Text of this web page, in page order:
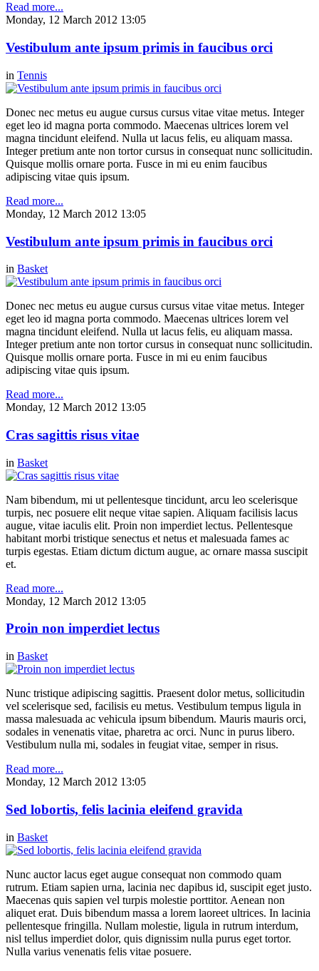
Read more...
Monday, 12 March 2012 13:05
Vestibulum ante ipsum primis in faucibus orci
in Tennis
Donec nec metus eu augue cursus cursus vitae vitae metus. Integer
eget leo id magna porta commodo. Maecenas ultrices lorem vel
magna tincidunt eleifend. Nulla ut lacus felis, eu aliquam massa.
Integer pretium ante non tortor cursus in consequat nunc sollicitudin.
Quisque mollis ornare porta. Fusce in mi eu enim faucibus
adipiscing vitae quis ipsum.
Read more...
Monday, 12 March 2012 13:05
Vestibulum ante ipsum primis in faucibus orci
in Basket
Donec nec metus eu augue cursus cursus vitae vitae metus. Integer
eget leo id magna porta commodo. Maecenas ultrices lorem vel
magna tincidunt eleifend. Nulla ut lacus felis, eu aliquam massa.
Integer pretium ante non tortor cursus in consequat nunc sollicitudin.
Quisque mollis ornare porta. Fusce in mi eu enim faucibus
adipiscing vitae quis ipsum.
Read more...
Monday, 12 March 2012 13:05
Cras sagittis risus vitae
in Basket
Nam bibendum, mi ut pellentesque tincidunt, arcu leo scelerisque
turpis, nec posuere elit neque vitae sapien. Aliquam facilisis lacus
augue, vitae iaculis elit. Proin non imperdiet lectus. Pellentesque
habitant morbi tristique senectus et netus et malesuada fames ac
turpis egestas. Etiam dictum dictum augue, ac ornare massa suscipit
et.
Read more...
Monday, 12 March 2012 13:05
Proin non imperdiet lectus
in Basket
Nunc tristique adipiscing sagittis. Praesent dolor metus, sollicitudin
vel scelerisque sed, facilisis eu metus. Vestibulum tempus ligula in
massa malesuada ac vehicula ipsum bibendum. Mauris mauris orci,
sodales in venenatis vitae, pharetra ac orci. Nunc in purus libero.
Vestibulum nulla mi, sodales in feugiat vitae, semper in risus.
Read more...
Monday, 12 March 2012 13:05
Sed lobortis, felis lacinia eleifend gravida
in Basket
Nunc auctor lacus eget augue consequat non commodo quam
rutrum. Etiam sapien urna, lacinia nec dapibus id, suscipit eget justo.
Maecenas quis sapien vel turpis molestie porttitor. Aenean non
aliquet erat. Duis bibendum massa a lorem laoreet ultrices. In lacinia
pellentesque fringilla. Nullam molestie, ligula in rutrum interdum,
nisl tellus imperdiet dolor, quis dignissim nulla purus eget tortor.
Nulla varius venenatis felis vitae posuere.